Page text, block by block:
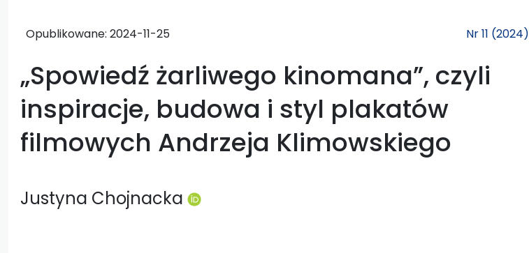
Opublikowane: 2024-11-25 Nr 11 (2024)
„Spowiedź żarliwego kinomana”, czyli
inspiracje, budowa i styl plakatów
filmowych Andrzeja Klimowskiego
Justyna Chojnacka